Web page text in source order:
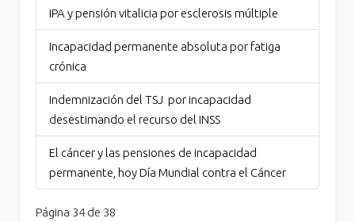
IPA y pensión vitalicia por esclerosis múltiple
Incapacidad permanente absoluta por fatiga
crónica
Indemnización del TSJ por incapacidad
desestimando el recurso del INSS
El cáncer y las pensiones de incapacidad
permanente, hoy Día Mundial contra el Cáncer
Página 34 de 38